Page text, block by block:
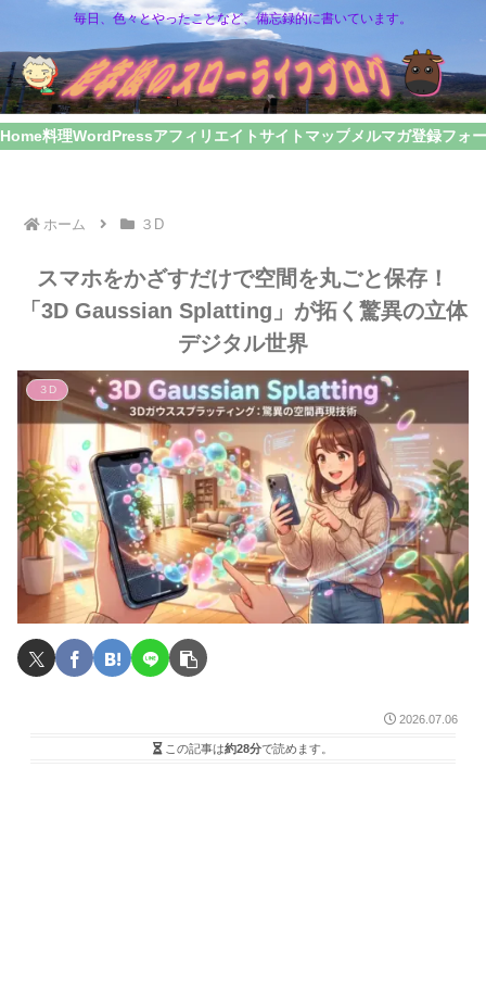
毎日、色々とやったことなど、備忘録的に書いています。
Home料理WordPressアフィリエイトサイトマップメルマガ登録フォ
ホーム ３D
スマホをかざすだけで空間を丸ごと保存！
「3D Gaussian Splatting」が拓く驚異の立体
デジタル世界
３D
2026.07.06
この記事は約28分で読めます。